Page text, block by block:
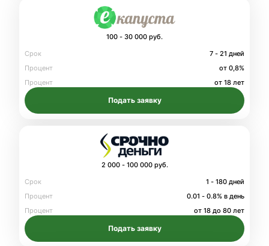
100 - 30 000 руб.
Срок
7 - 21 дней
Процент
от 0,8%
Процент
от 18 лет
Подать заявку
2 000 - 100 000 руб.
Срок
1 - 180 дней
Процент
0.01 - 0.8% в день
Процент
от 18 до 80 лет
Подать заявку